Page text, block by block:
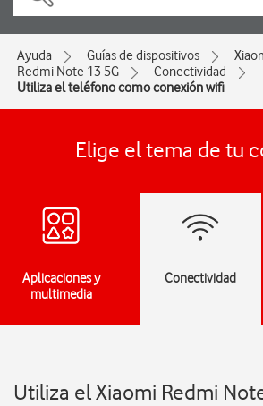
Ayuda Guías de dispositivos
Redmi Note 13 5G
Conectividad
Utiliza el teléfono como conexión wifi
Elige el tema de tu
Aplicaciones y
multimedia
Conectividad
Utiliza el Xiaomi Redmi